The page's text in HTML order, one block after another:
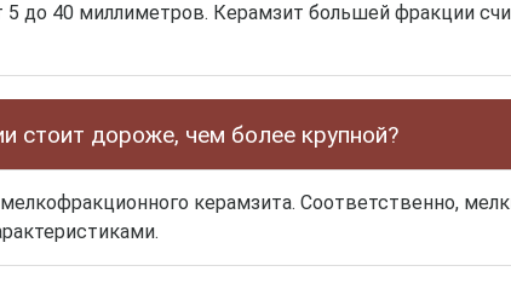
5 до 40 миллиметров. Керамзит большей фракции
стоит дороже, чем более крупной?
керамзита. Соответственно,